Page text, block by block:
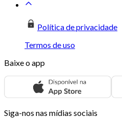
Política de privacidade
Termos de uso
Baixe o app
Siga-nos nas mídias sociais